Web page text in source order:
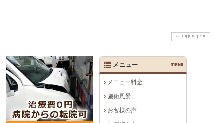
PAGE TOP
メニュー MENU
メニュー料金
施術風景
お客様の声